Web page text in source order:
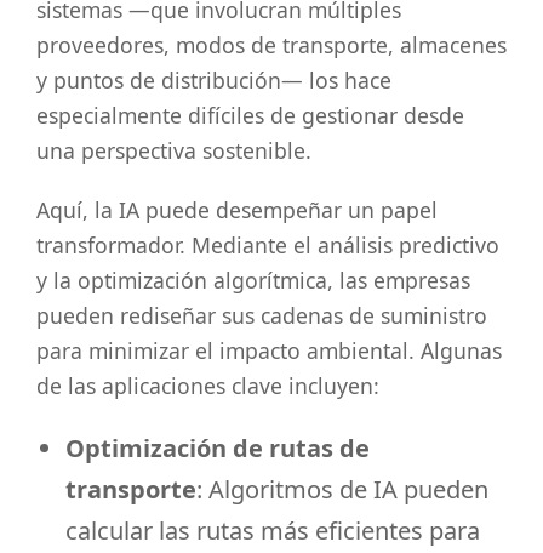
sistemas —que involucran múltiples
proveedores, modos de transporte, almacenes
y puntos de distribución— los hace
especialmente difíciles de gestionar desde
una perspectiva sostenible.
Aquí, la IA puede desempeñar un papel
transformador. Mediante el análisis predictivo
y la optimización algorítmica, las empresas
pueden rediseñar sus cadenas de suministro
para minimizar el impacto ambiental. Algunas
de las aplicaciones clave incluyen:
Optimización de rutas de
transporte: Algoritmos de IA pueden
calcular las rutas más eficientes para